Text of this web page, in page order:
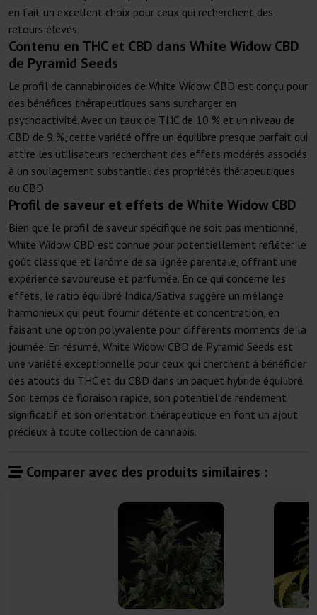
en fait un excellent choix pour ceux qui recherchent des
retours élevés.
Contenu en THC et CBD dans White Widow CBD
de Pyramid Seeds
Le profil de cannabinoïdes de White Widow CBD est conçu pour
des bénéfices thérapeutiques sans surcharger en
psychoactivité. Avec un taux de THC de 10 % et un niveau de
CBD de 9 %, cette variété offre un équilibre presque parfait qui
attire les utilisateurs recherchant des effets modérés associés
à un soulagement substantiel des propriétés thérapeutiques
du CBD.
Profil de saveur et effets de White Widow CBD
Bien que le profil de saveur spécifique ne soit pas mentionné,
White Widow CBD est connue pour potentiellement refléter le
goût classique et l'arôme de sa lignée parentale, offrant une
expérience savoureuse et parfumée. En ce qui concerne les
effets, le ratio équilibré Indica/Sativa suggère un mélange
harmonieux qui peut fournir détente et concentration, en
faisant une option polyvalente pour différents moments de la
journée. En résumé, White Widow CBD de Pyramid Seeds est
une variété exceptionnelle pour ceux qui cherchent à bénéficier
des atouts du THC et du CBD dans un paquet hybride équilibré.
Son temps de floraison rapide, son potentiel de rendement
significatif et son orientation thérapeutique en font un ajout
précieux à toute collection de cannabis.
Comparer avec des produits similaires :